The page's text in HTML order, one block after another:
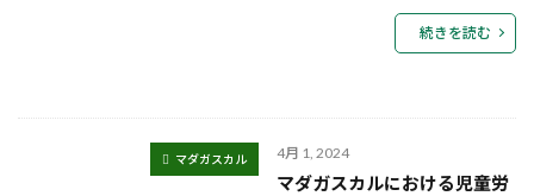
続きを読む
マダガスカル 4月 1, 2024
マダガスカルにおける児童労